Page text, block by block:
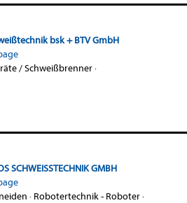
bsk + BTV GmbH
/ Schweißbrenner·
SCHWEISSTECHNIK GMBH
· Robotertechnik - Roboter·